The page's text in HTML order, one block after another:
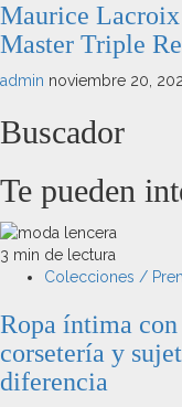
Maurice
Master Triple
admin noviembre 20,
Buscador
Te pueden
3 min de lectura
Colecciones /
Ropa íntima
corsetería y
diferencia